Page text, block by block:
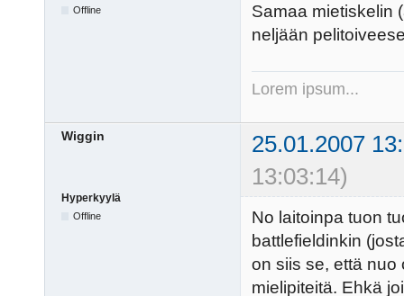
Offline
Samaa mietiskelin
neljään
Lorem ipsum...
Wiggin
25.01.2007
13:03:14)
Hyperkyylä
Offline
No laitoinpa tuon
battlefieldinkin
on siis se, että nuo
mielipiteitä. Ehkä